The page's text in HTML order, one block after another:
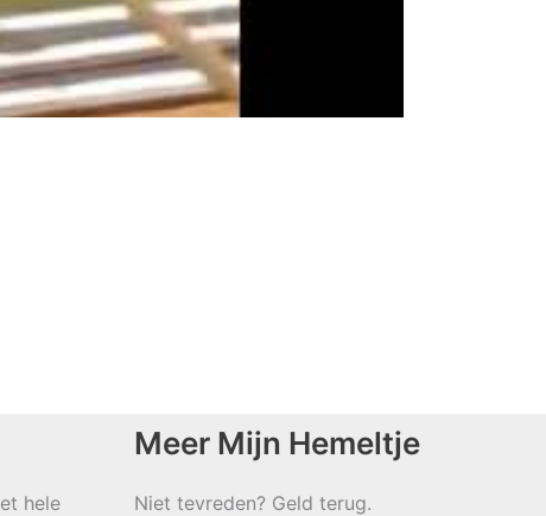
hele
Meer Mijn Hemeltje
Niet tevreden? Geld terug.